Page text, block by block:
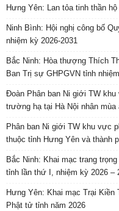
Hưng Yên: Lan tỏa tinh thần
Ninh Bình: Hội nghị công bố
nhiệm kỳ 2026-2031
Bắc Ninh: Hòa thượng Thích
Ban Trị sự GHPGVN tỉnh
Đoàn Phân ban Ni giới TW
trường hạ tại Hà Nội nhân mùa
Phân ban Ni giới TW khu vực
thuộc tỉnh Hưng Yên và thành
Bắc Ninh: Khai mạc trang
tỉnh lần thứ I, nhiệm kỳ 2026 –
Hưng Yên: Khai mạc Trại Kiền
Phật tử tỉnh năm 2026